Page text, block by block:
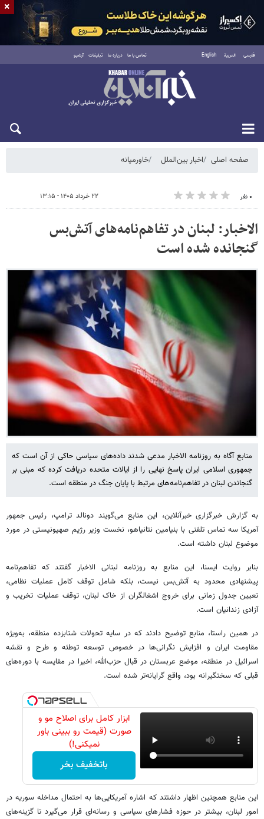
فارسی العربية English تماس با ما درباره ما تبلیغات آرشیو
شنبه ۱۷ مرداد ۱۴۰۵
صفحه اصلی اخبار بین‌الملل خاورمیانه
۰ نفر ۲۲ خرداد ۱۴۰۵ - ۱۳:۱۵
الاخبار: لبنان در تفاهم‌نامه‌های آتش‌بس
گنجانده شده است
منابع آگاه به روزنامه الاخبار مدعی شدند داده‌های سیاسی حاکی از آن است که
جمهوری اسلامی ایران پاسخ نهایی را از ایالات متحده دریافت کرده که مبنی بر
گنجاندن لبنان در تفاهم‌نامه‌های مرتبط با پایان جنگ در منطقه است.
به گزارش خبرگزاری خبرآنلاین، این منابع می‌گویند دونالد ترامپ، رئیس جمهور
آمریکا سه تماس تلفنی با بنیامین نتانیاهو، نخست وزیر رژیم صهیونیستی در مورد
موضوع لبنان داشته است.
بنابر روایت ایسنا، این منابع به روزنامه لبنانی الاخبار گفتند که تفاهم‌نامه
پیشنهادی محدود به آتش‌بس نیست، بلکه شامل توقف کامل عملیات نظامی،
تعیین جدول زمانی برای خروج اشغالگران از خاک لبنان، توقف عملیات تخریب و
آزادی زندانیان است.
در همین راستا، منابع توضیح دادند که در سایه تحولات شتابزده منطقه‌، به‌ویژه
مقاومت ایران و افزایش نگرانی‌ها در خصوص توسعه توطئه و طرح و نقشه
اسرائیل در منطقه، موضع عربستان در قبال حزب‌الله، اخیرا در مقایسه با دوره‌های
قبلی که سختگیرانه بود، واقع گرایانه‌تر شده است.
ابزار کامل برای اصلاح مو و
صورت (قیمت رو ببینی باور
نمیکنی!)
باتخفیف بخر
این منابع همچنین اظهار داشتند که اشاره آمریکایی‌ها به احتمال مداخله سوریه در
امور لبنان، بیشتر در حوزه فشارهای سیاسی و رسانه‌ای قرار می‌گیرد تا گزینه‌های
×